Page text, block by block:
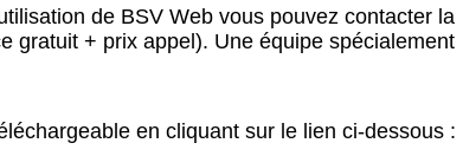
de BSV Web vous pouvez contacter la
gratuit + prix appel). Une équipe spécialement
en cliquant sur le lien ci-dessous :